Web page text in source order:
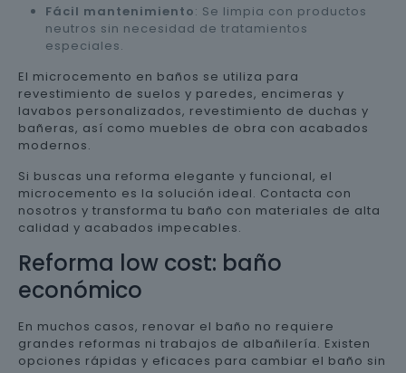
Fácil mantenimiento: Se limpia con productos
neutros sin necesidad de tratamientos
especiales.
El microcemento en baños se utiliza para
revestimiento de suelos y paredes, encimeras y
lavabos personalizados, revestimiento de duchas y
bañeras, así como muebles de obra con acabados
modernos.
Si buscas una reforma elegante y funcional, el
microcemento es la solución ideal. Contacta con
nosotros y transforma tu baño con materiales de alta
calidad y acabados impecables.
Reforma low cost: baño
económico
En muchos casos, renovar el baño no requiere
grandes reformas ni trabajos de albañilería. Existen
opciones rápidas y eficaces para cambiar el baño sin